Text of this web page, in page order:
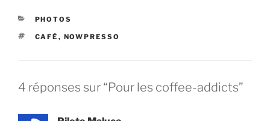
CATÉGORIES
PHOTOS
ÉTIQUETTES
CAFÉ , NOWPRESSO
4 réponses sur “Pour les coffee-addicts”